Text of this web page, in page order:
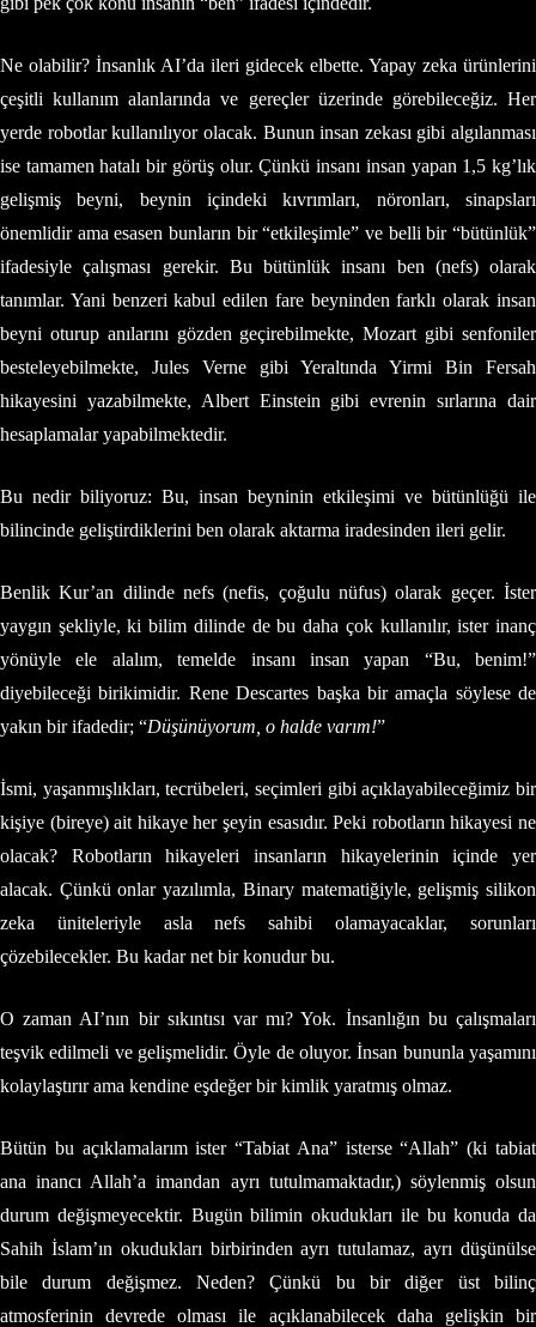
Ne olabilir? İnsanlık AI’da ileri gidecek elbette. Yapay zeka ürünlerini
çeşitli kullanım alanlarında ve gereçler üzerinde görebileceğiz. Her
yerde robotlar kullanılıyor olacak. Bunun insan zekası gibi algılanması
ise tamamen hatalı bir görüş olur. Çünkü insanı insan yapan 1,5 kg’lık
gelişmiş beyni, beynin içindeki kıvrımları, nöronları, sinapsları
önemlidir ama esasen bunların bir “etkileşimle” ve belli bir “bütünlük”
ifadesiyle çalışması gerekir. Bu bütünlük insanı ben (nefs) olarak
tanımlar. Yani benzeri kabul edilen fare beyninden farklı olarak insan
beyni oturup anılarını gözden geçirebilmekte, Mozart gibi senfoniler
besteleyebilmekte, Jules Verne gibi Yeraltında Yirmi Bin Fersah
hikayesini yazabilmekte, Albert Einstein gibi evrenin sırlarına dair
hesaplamalar yapabilmektedir.
Bu nedir biliyoruz: Bu, insan beyninin etkileşimi ve bütünlüğü ile
bilincinde geliştirdiklerini ben olarak aktarma iradesinden ileri gelir.
Benlik Kur’an dilinde nefs (nefis, çoğulu nüfus) olarak geçer. İster
yaygın şekliyle, ki bilim dilinde de bu daha çok kullanılır, ister inanç
yönüyle ele alalım, temelde insanı insan yapan “Bu, benim!”
diyebileceği birikimidir. Rene Descartes başka bir amaçla söylese de
yakın bir ifadedir; “Düşünüyorum, o halde varım!”
İsmi, yaşanmışlıkları, tecrübeleri, seçimleri gibi açıklayabileceğimiz bir
kişiye (bireye) ait hikaye her şeyin esasıdır. Peki robotların hikayesi ne
olacak? Robotların hikayeleri insanların hikayelerinin içinde yer
alacak. Çünkü onlar yazılımla, Binary matematiğiyle, gelişmiş silikon
zeka üniteleriyle asla nefs sahibi olamayacaklar, sorunları
çözebilecekler. Bu kadar net bir konudur bu.
O zaman AI’nın bir sıkıntısı var mı? Yok. İnsanlığın bu çalışmaları
teşvik edilmeli ve gelişmelidir. Öyle de oluyor. İnsan bununla yaşamını
kolaylaştırır ama kendine eşdeğer bir kimlik yaratmış olmaz.
Bütün bu açıklamalarım ister “Tabiat Ana” isterse “Allah” (ki tabiat
ana inancı Allah’a imandan ayrı tutulmamaktadır,) söylenmiş olsun
durum değişmeyecektir. Bugün bilimin okudukları ile bu konuda da
Sahih İslam’ın okudukları birbirinden ayrı tutulamaz, ayrı düşünülse
bile durum değişmez. Neden? Çünkü bu bir diğer üst bilinç
atmosferinin devrede olması ile açıklanabilecek daha gelişkin bir